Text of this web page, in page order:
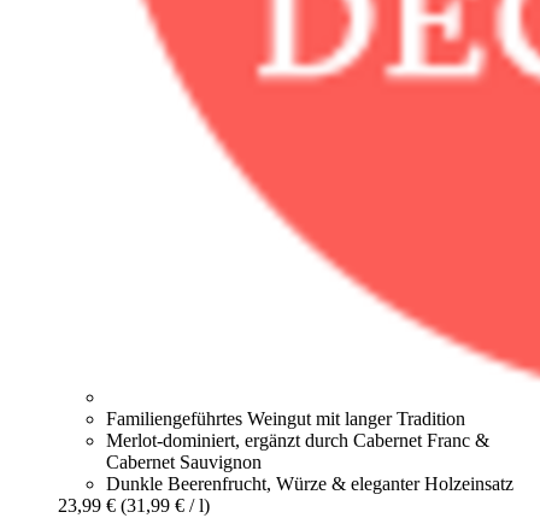
Familiengeführtes Weingut mit langer Tradition
Merlot-dominiert, ergänzt durch Cabernet Franc &
Cabernet Sauvignon
Dunkle Beerenfrucht, Würze & eleganter Holzeinsatz
23,99 € (31,99 € / l)